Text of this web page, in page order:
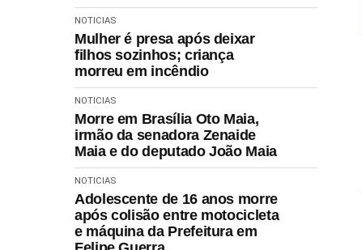
NOTICIAS
Mulher é presa após deixar
filhos sozinhos; criança
morreu em incêndio
NOTICIAS
Morre em Brasília Oto Maia,
irmão da senadora Zenaide
Maia e do deputado João Maia
NOTICIAS
Adolescente de 16 anos morre
após colisão entre motocicleta
e máquina da Prefeitura em